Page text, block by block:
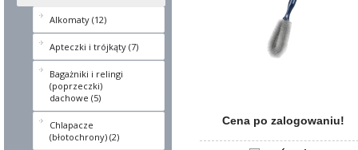
Alkomaty (12)
Apteczki i trójkąty (7)
Bagażniki i relingi
(poprzeczki)
dachowe (5)
Chlapacze
(błotochrony) (2)
Cena po zalogowaniu!